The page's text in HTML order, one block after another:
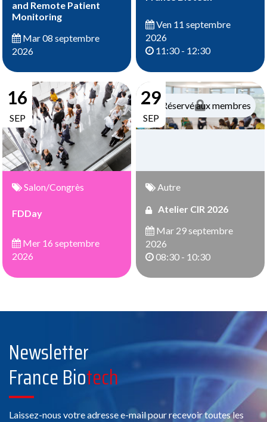
and Remote Patient
Monitoring
Mar 08 septembre
2026
Ven 11 septembre
2026
11:30 - 12:30
16
SEP
Salon/Congrès
FDDay
Mer 16 septembre
2026
29
SEP
Réservé aux membres
Autre
Atelier CIR 2026
Mar 29 septembre
2026
08:30 - 10:30
Newsletter
France Biotech
Laissez-nous votre adresse e-mail pour recevoir toutes les